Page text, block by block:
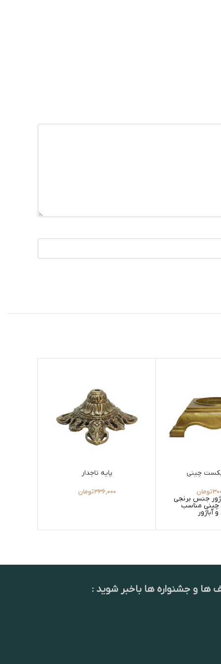
چینی
تومان
جنس برنجی
مناسب
آباژور
پایه تاجدار
336,000تومان
ها و جشنواره ها باخبر شوید :